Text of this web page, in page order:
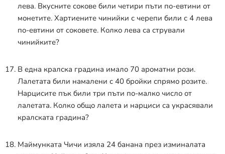
лева. Вкусните сокове били четири пъти по-евтини от
монетите. Хартиените чинийки с черепи били с 4 лева
по-евтини от соковете. Колко лева са стрували
чинийките?
В една кралска градина имало 70 ароматни рози.
Лалетата били намалени с 40 бройки спрямо розите.
Нарцисите пък били три пъти по-малко число от
лалетата. Колко общо лалета и нарциси са украсявали
кралската градина?
Маймунката Чичи изяла 24 банана през изминалата